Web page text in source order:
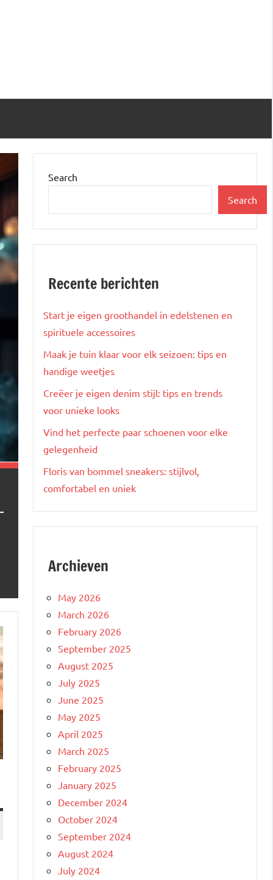
Search
Search
Recente berichten
Start je eigen groothandel in edelstenen en
spirituele accessoires
Maak je tuin klaar voor elk seizoen: tips en
handige weetjes
Creëer je eigen denim stijl: tips en trends
voor unieke looks
Vind het perfecte paar schoenen voor elke
gelegenheid
Floris van bommel sneakers: stijlvol,
comfortabel en uniek
Archieven
May 2026
March 2026
February 2026
September 2025
August 2025
July 2025
June 2025
May 2025
April 2025
March 2025
February 2025
January 2025
December 2024
October 2024
September 2024
August 2024
July 2024